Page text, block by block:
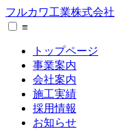
フルカワ工業株式会社
≡
トップページ
事業案内
会社案内
施工実績
採用情報
お知らせ